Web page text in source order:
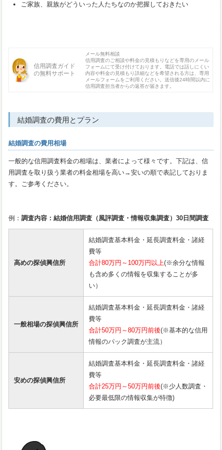
ご家族、親族がどういった人たちなのか把握しておきたい
信用調査ガイド
の無料サポート
メール無料相談
信用調査のご相談や料金の見積もりなどを専用のメール
フォームにて受け付けております。電話では話しにくい
内容や料金の見積もり詳細などを希望される方は、専用
メールフォームをご利用ください。送信後24時間以内に
信用調査担当者からの返答が届きます。
結婚調査の費用とプラン
結婚調査の費用相場
一般的な信用調査料金の相場は、業者によって様々です。下記は、信
用調査を取り扱う業者の料金相場を高い→安いの順で表記しておりま
す。ご参考ください。
例：調査内容：結婚信用調査（風評調査・情報収集調査）30日間調査
高めの探偵興信所
結婚調査基本料金・延長調査料金・諸経
費等
合計80万円～100万円以上(※余分な情報
も含め多くの情報を収集することが多
い）
一般相場の探偵興信所
結婚調査基本料金・延長調査料金・諸経
費等
合計50万円～80万円前後(※基本的な信用
情報のパック調査が主流）
安めの探偵興信所
結婚調査基本料金・延長調査料金・諸経
費等
合計25万円～50万円前後(※少人数調査・
必要最低限の情報収集が特徴)